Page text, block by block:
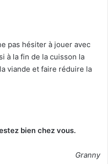
pas hésiter à jouer avec
à la fin de la cuisson la
viande et faire réduire la
bien chez vous.
Granny